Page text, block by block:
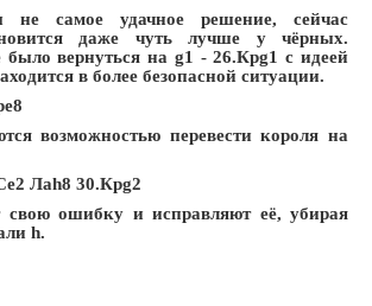
не самое удачное решение, сейчас
даже чуть лучше у чёрных.
было вернуться на g1 - 26.Крg1 с идеей
в более безопасной ситуации.
возможностью перевести короля на
Лah8 30.Крg2
свою ошибку и исправляют её, убирая
h.